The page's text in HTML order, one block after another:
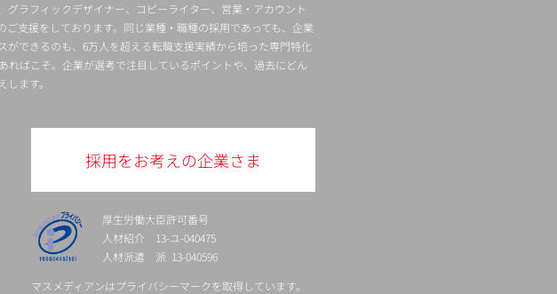
ラフィックデザイナー、コピーライター、営業・アカウント
支援をしております。同じ業種・職種の採用であっても、企業
できるのも、6万人を超える転職支援実績から培った専門特化
ばこそ。企業が選考で注目しているポイントや、過去にどん
ます。
採用をお考えの企業さま
厚生労働大臣許可番号
人材紹介 13-ユ-040475
人材派遣 派 13-040596
マスメディアンはプライバシーマークを取得しています。